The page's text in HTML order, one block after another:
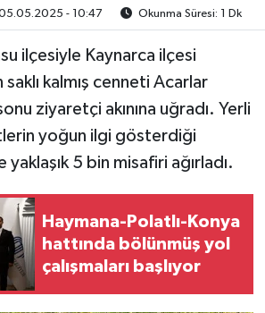
- 10:47 Okunma Süresi: 1 Dk
ilçesiyle Kaynarca ilçesi
saklı kalmış cenneti Acarlar
ziyaretçi akınına uğradı. Yerli
yoğun ilgi gösterdiği
5 bin misafiri ağırladı.
Haymana-Polatlı-Konya
hattında bölünmüş yol
çalışmaları başlıyor